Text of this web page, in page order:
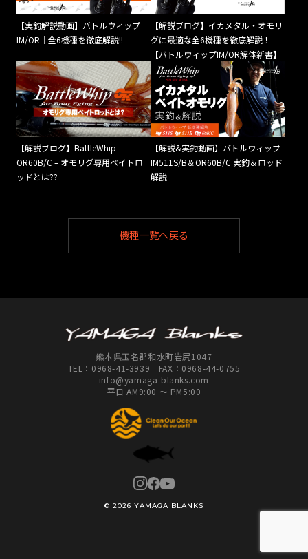
【実釣解説動画】バトルウィップ
IM/OR｜全6機種を徹底解説!!
【解説ブログ】イカメタル・オモリ
グに最適な全6機種を徹底解説！
【バトルウィップIM/OR解体新書】
【解説ブログ】BattleWhip
OR60B/C – オモリグ専用ベイトロ
ッドとは??
【解説&実釣動画】バトルウィップ
IM511S/B＆OR60B/C 実釣＆ロッド
解説
機種一覧へ戻る
熊本県玉名郡和水町岩尻1047
TEL： 0968-41-3939 FAX：0968-44-0755
info@yamaga-blanks.com
平日 AM9:00 ～ PM5:00
© 2026 YAMAGA BLANKS